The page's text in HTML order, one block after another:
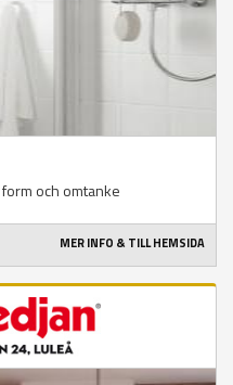
och omtanke
MER INFO & TILL HEMSIDA